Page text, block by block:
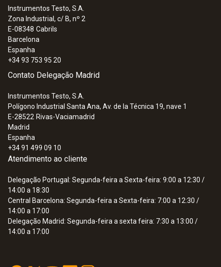
Instrumentos Testo, S.A.
Zona Industrial, c/ B, nº 2
E-08348 Cabrils
Barcelona
Espanha
+34 93 753 95 20
Contato Delegação Madrid
Instrumentos Testo, S.A.
Polígono Industrial Santa Ana, Av. de la Técnica 19, nave 1
E-28522 Rivas-Vaciamadrid
Madrid
Espanha
+34 91 499 09 10
Atendimento ao cliente
Delegação Portugal: Segunda-feira a Sexta-feira: 9:00 a 12:30 /
14:00 a 18:30
Central Barcelona: Segunda-feira a Sexta-feira: 7:00 a 12:30 /
14:00 a 17:00
Delegação Madrid: Segunda-feira a sexta feira: 7:30 a 13:00 /
14:00 a 17:00